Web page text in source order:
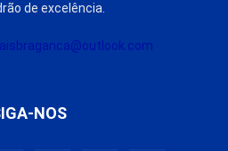
de excelência.
NOS